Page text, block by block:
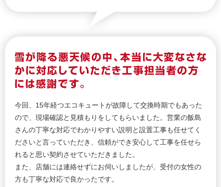
今回、15年経つエコキュートが故障して交換時期でもあった
ので、現場確認と見積もりをしてもらいました。営業の飯島
さんの丁寧な対応でわかりやすい説明と設置工事も任せてく
ださいと言っていただき、信頼ができ安心して工事を任せら
れると思い契約させていただきました。
また、店舗には連絡せずにお伺いしましたが、受付の女性の
方も丁寧な対応で良かったです。